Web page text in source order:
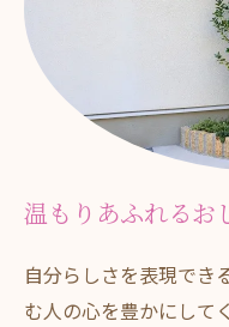
温もりあふれるお
自分らしさを表現でき
む人の心を豊かにして